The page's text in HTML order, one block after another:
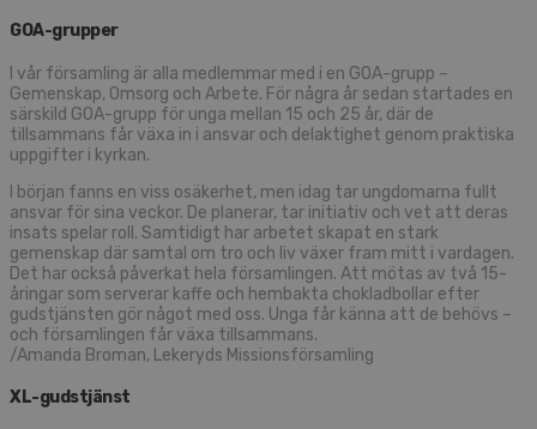
GOA-grupper
I vår församling är alla medlemmar med i en GOA-grupp –
Gemenskap, Omsorg och Arbete. För några år sedan startades en
särskild GOA-grupp för unga mellan 15 och 25 år, där de
tillsammans får växa in i ansvar och delaktighet genom praktiska
uppgifter i kyrkan.
I början fanns en viss osäkerhet, men idag tar ungdomarna fullt
ansvar för sina veckor. De planerar, tar initiativ och vet att deras
insats spelar roll. Samtidigt har arbetet skapat en stark
gemenskap där samtal om tro och liv växer fram mitt i vardagen.
Det har också påverkat hela församlingen. Att mötas av två 15-
åringar som serverar kaffe och hembakta chokladbollar efter
gudstjänsten gör något med oss. Unga får känna att de behövs –
och församlingen får växa tillsammans.
/Amanda Broman, Lekeryds Missionsförsamling
XL-gudstjänst